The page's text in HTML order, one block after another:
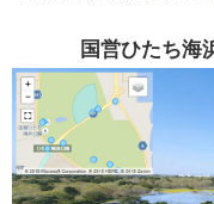
国営ひたち海